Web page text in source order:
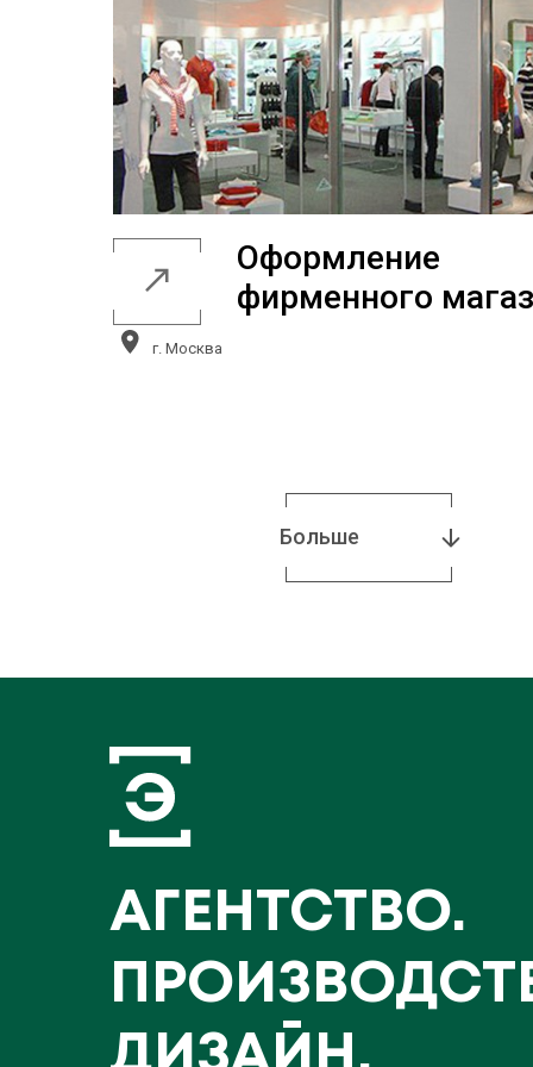
Оформление
фирменного
г. Москва
Больше
АГЕНТСТВО.